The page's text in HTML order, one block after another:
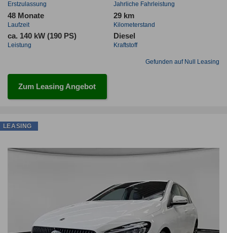
Erstzulassung Jahrliche Fahrleistung
48 Monate
Laufzeit
29 km
Kilometerstand
ca. 140 kW (190 PS)
Leistung
Diesel
Kraftstoff
Gefunden auf Null Leasing
Zum Leasing Angebot
LEASING